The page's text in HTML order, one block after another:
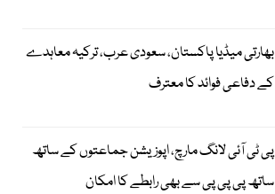
بھارتی میڈیا پاکستان، سعودی عرب، ترکیہ معاہدے
کے دفاعی فوائد کا معترف
پی ٹی آئی لانگ مارچ، اپوزیشن جماعتوں کے ساتھ
ساتھ پی پی پی سے بھی رابطے کا امکان